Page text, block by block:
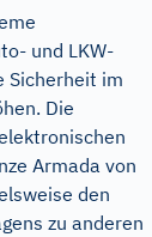
und LKW-
Sicherheit im
Die
Armada von
den
zu anderen